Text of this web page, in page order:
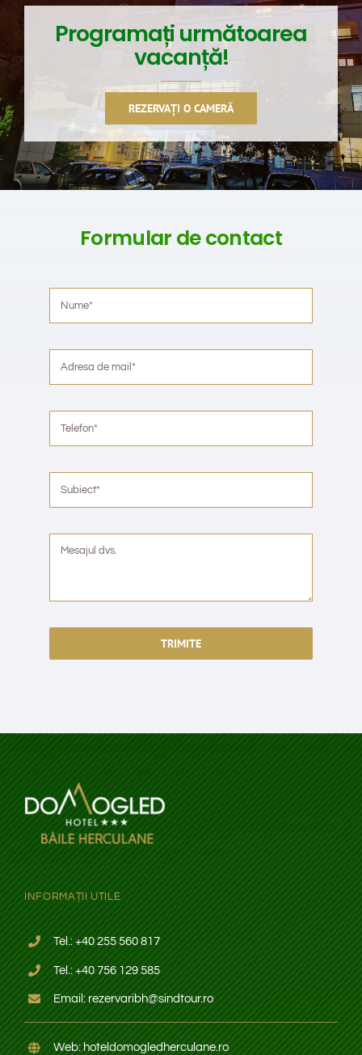
Programați următoarea
vacanță!
REZERVAȚI O CAMERĂ
Formular de contact
TRIMITE
INFORMAȚII UTILE
Tel.: +40 255 560 817
Tel.: +40 756 129 585
Email: rezervaribh@sindtour.ro
Web: hoteldomogledherculane.ro